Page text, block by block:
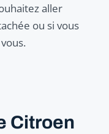
aller
ou si vous
Citroen